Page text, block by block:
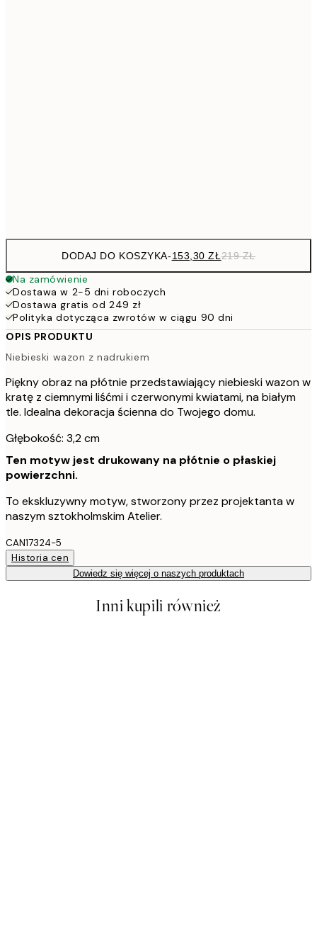
DODAJ DO KOSZYKA-153,30 ZŁ219 ZŁ
Na zamówienie
Dostawa w 2-5 dni roboczych
Dostawa gratis od 249 zł
Polityka dotycząca zwrotów w ciągu 90 dni
OPIS PRODUKTU
Niebieski wazon z nadrukiem
Piękny obraz na płótnie przedstawiający niebieski wazon w
kratę z ciemnymi liśćmi i czerwonymi kwiatami, na białym
tle. Idealna dekoracja ścienna do Twojego domu.
Głębokość: 3,2 cm
Ten motyw jest drukowany na płótnie o płaskiej
powierzchni.
To ekskluzywny motyw, stworzony przez projektanta w
naszym sztokholmskim Atelier.
CAN17324-5
Historia cen
Dowiedz się więcej o naszych produktach
Inni kupili również